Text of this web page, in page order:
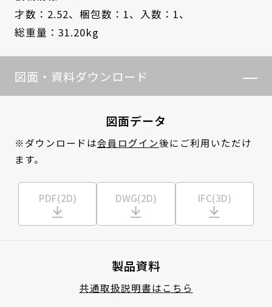
才数：2.52、 梱包数：1、 入数：1、
総重量：31.20kg
図面・資料ダウンロード
図面データ
※ダウンロードは会員ログイン後にご利用いただけ
ます。
PDF(2D) DWG(2D) IFC(3D)
製品資料
共通取扱説明書はこちら